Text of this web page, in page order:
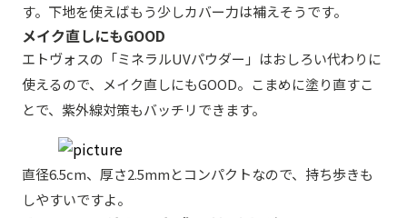
す。下地を使えばもう少しカバー力は補えそうです。
メイク直しにもGOOD
エトヴォスの「ミネラルUVパウダー」はおしろい代わりに
使えるので、メイク直しにもGOOD。こまめに塗り直すこ
とで、紫外線対策もバッチリできます。
直径6.5cm、厚さ2.5mmとコンパクトなので、持ち歩きも
しやすいですよ。